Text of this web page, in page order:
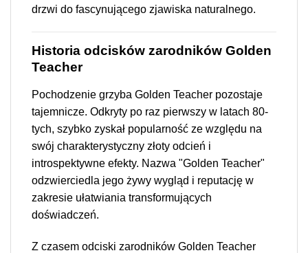
drzwi do fascynującego zjawiska naturalnego.
Historia odcisków zarodników Golden
Teacher
Pochodzenie grzyba Golden Teacher pozostaje
tajemnicze. Odkryty po raz pierwszy w latach 80-
tych, szybko zyskał popularność ze względu na
swój charakterystyczny złoty odcień i
introspektywne efekty. Nazwa "Golden Teacher"
odzwierciedla jego żywy wygląd i reputację w
zakresie ułatwiania transformujących
doświadczeń.
Z czasem odciski zarodników Golden Teacher